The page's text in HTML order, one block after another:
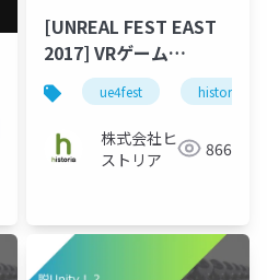
leiningen
[UNREAL FEST EAST
2017] VRゲーム
airtone制作事例 - VR
を活かす3つのゲームデ
ザイン的挑戦
ue4fest historia
株式会社ヒ
ストリア
866